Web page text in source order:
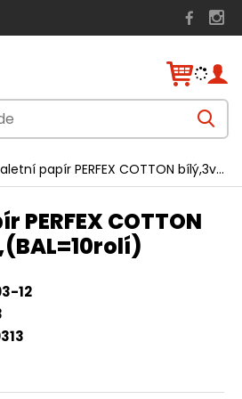
V
y
l
e
d
Toaletní papír PERFEX COTTON bílý,3vrstvy,(BAL=10rolí)
COTTON
12